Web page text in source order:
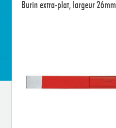
Burin extra-plat, largeur 26mm